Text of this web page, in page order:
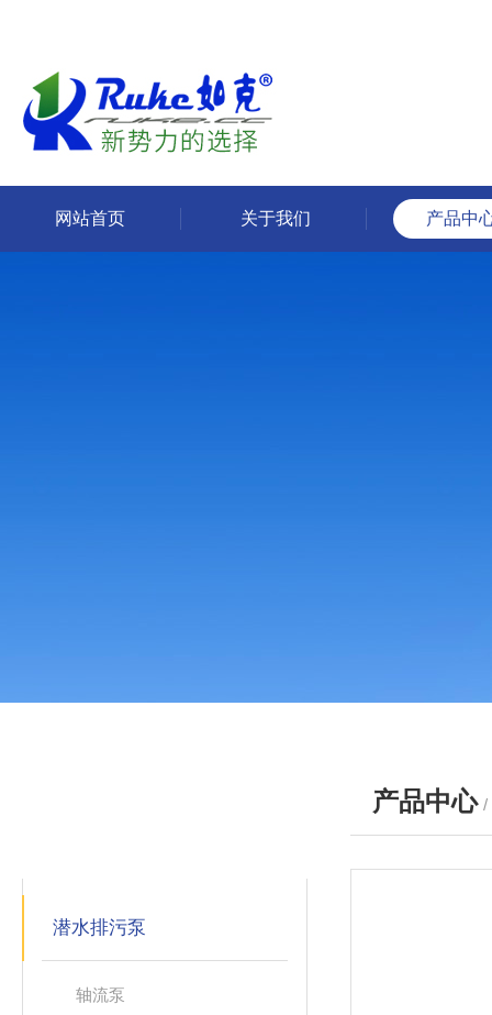
网站首页 关于我们 产品中
潜水排污泵
轴流泵
产品中心 /